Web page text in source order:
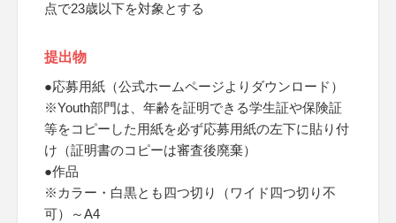
点で23歳以下を対象とする
提出物
●応募用紙（公式ホームページよりダウンロード）
※Youth部門は、年齢を証明できる学生証や保険証
等をコピーした用紙を必ず応募用紙の左下に貼り付
け（証明書のコピーは審査後廃棄）
●作品
※カラー・白黒とも四つ切り（ワイド四つ切り不
可）～A4